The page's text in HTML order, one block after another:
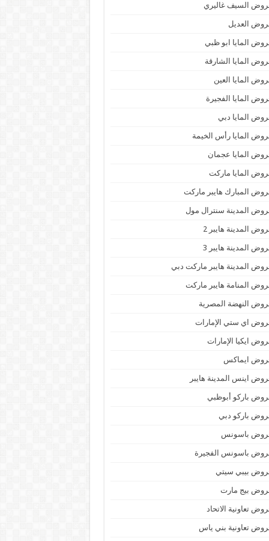
السيف غاليري
العديل
المايا ابو ظبي
المايا الشارقة
المايا العين
المايا الفجيرة
المايا دبي
المايا رأس الخيمة
المايا عجمان
المايا ماركت
المبارك هايبر ماركت
المدينة سنترال مول
المدينة هايبر 2
المدينة هايبر 3
المدينة هايبر ماركت دبي
المنامة هايبر ماركت
النهضة المصرية
اي ستي الإمارات
ايكيا الإمارات
ايماكس
اينس المدينة هايبر
باركو أبوظبي
باركو دبي
باسونس
باسونس الفجيرة
بيبي سيتي
بيج مارت
تعاونية الاتحاد
تعاونية بني ياس